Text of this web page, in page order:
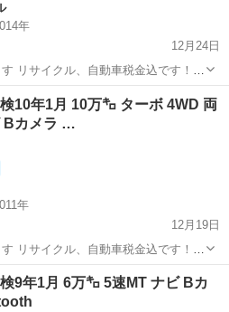
年
12月24日
リサイクル、自動車税金込です！
て頂きます。 県外登録陸送別となり
クストレイル 車両
10年1月 10万㌔ ターボ 4WD 両
Bカメラ …
年
12月19日
リサイクル、自動車税金込です！
て頂きます。 県外登録陸送別となり
の他 ルークス
9年1月 6万㌔ 5速MT ナビ Bカ